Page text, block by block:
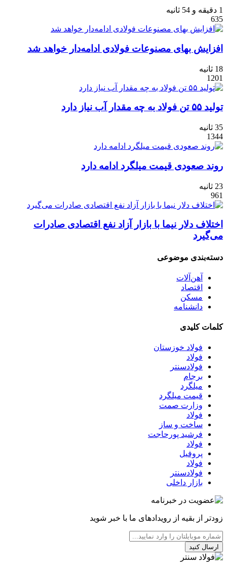
1 دقیقه و 54 ثانیه
635
افزایش بهای مصنوعات فولادی ادامه‏‏‌دار خواهد شد
18 ثانیه
1201
تولید ۵۵ تن فولاد به چه مقدار آب نیاز دارد
35 ثانیه
1344
روند صعودی قیمت میلگرد ادامه دارد
23 ثانیه
961
اختلاف دلار نیما با بازار آزاد نفع اقتصادی صادرات
می‌گیرد
دسته‌بندی موضوعی
آهن‌آلات
اقتصاد
مسکن
دانشنامه
کلمات کلیدی
فولاد خوزستان
فولاد
فولادسنتر
برجام
میلگرد
قیمت میلگرد
وزارت صمت
فولاد
ساخت و ساز
فرشید پورحاجت
فولاد
پروفیل
فولاد
فولادسنتر
بازار داخلی
زودتر از بقیه از رویدادهای ما با خبر شوید
ارسال کنید